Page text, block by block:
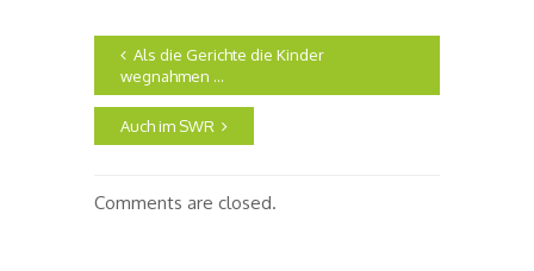
Als die Gerichte die Kinder
wegnahmen …
Auch im SWR
Comments are closed.